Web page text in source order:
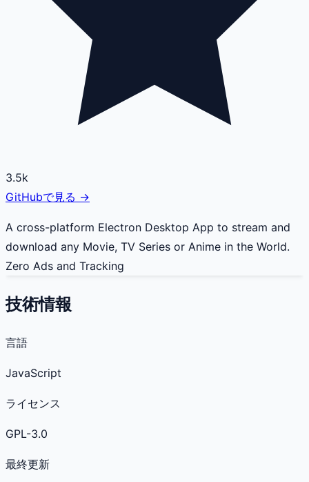
3.5k
GitHubで見る →
A cross-platform Electron Desktop App to stream and
download any Movie, TV Series or Anime in the World.
Zero Ads and Tracking
技術情報
言語
JavaScript
ライセンス
GPL-3.0
最終更新